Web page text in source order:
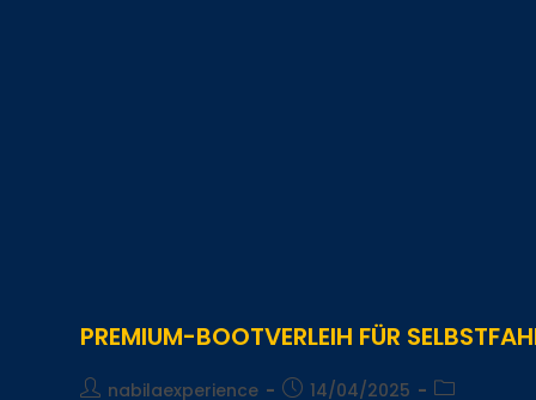
PREMIUM-BOOTVERLEIH FÜR
nabilaexperience 14/04/2025